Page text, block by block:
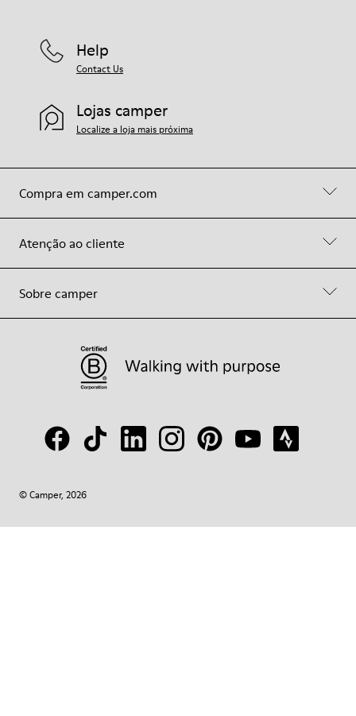
Compra em camper.com
Atenção ao cliente
Sobre camper
Help
Contact Us
Lojas camper
Localize a loja mais próxima
© Camper, 2026